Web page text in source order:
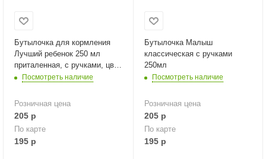
Бутылочка для кормления
Лучший ребенок 250 мл
приталенная, с ручками, цвет
синий
Посмотреть наличие
Розничная цена
205 р
По карте
195 р
Бутылочка Малыш
классическая с ручками
250мл
Посмотреть наличие
Розничная цена
205р
По карте
195р